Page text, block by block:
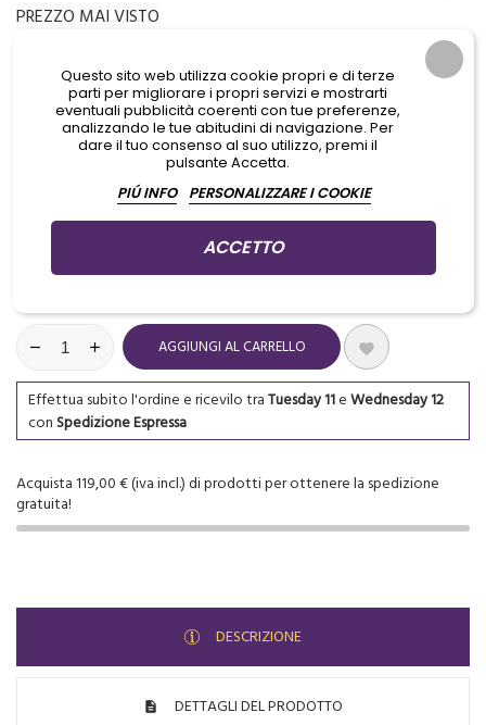
PREZZO MAI VISTO
ESTREMA ACCURATEZZA NELL'AFFILATURA
Aggiungi prodotti al carrello per GUADAGNARE PUNTI che potrai
usare per ottenere dei PREMI IN REGALO
Ultimi articoli in magazzino
AGGIUNGI AL CARRELLO 
Effettua subito l'ordineericevilo traTuesday 11eWednesday 12
con Spedizione Espressa
Acquista 119,00 € (iva incl.) di prodotti per ottenere la spedizione
gratuita!
DESCRIZIONE
DETTAGLI DEL PRODOTTO
Questo sito web utilizza cookie propri e di terze
parti per migliorare i propri servizi e mostrarti
eventuali pubblicità coerenti con tue preferenze,
analizzando le tue abitudini di navigazione. Per
dare il tuo consenso al suo utilizzo, premi il
pulsante Accetta.
PIÚ INFO
PERSONALIZZARE I COOKIE
ACCETTO